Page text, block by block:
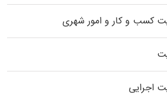
کسب و کار و امور شهری
اجرایی